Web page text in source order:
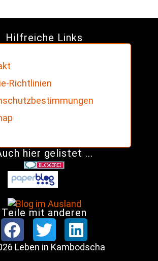
Hilfreiche Links
Richtlinien
hier gelistet ...
Teile mit anderen
Leben in Kambodscha